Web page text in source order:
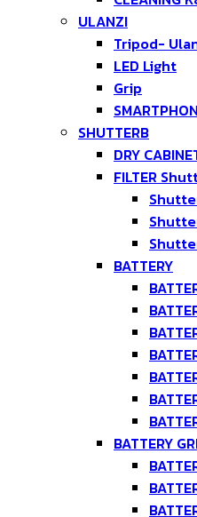
ULANZI
Tripod-
LED Light
Grip
SHUTTERB
DRY
FILTER
BATTERY
BATTERY